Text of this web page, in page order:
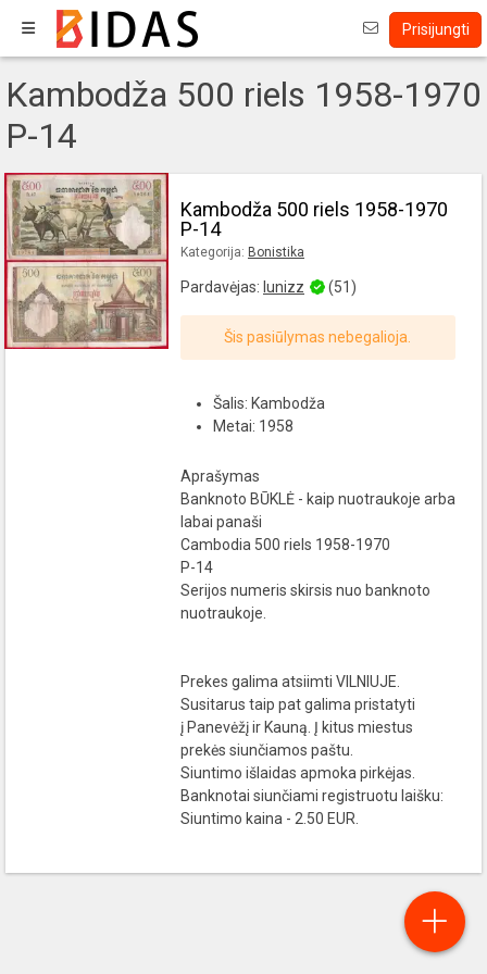
Prisijungti
Kambodža 500 riels 1958-1970
P-14
Kambodža 500 riels 1958-1970
P-14
Kategorija: Bonistika
Pardavėjas: lunizz (51)
Šis pasiūlymas nebegalioja.
Šalis: Kambodža
Metai: 1958
Aprašymas
Banknoto BŪKLĖ - kaip nuotraukoje arba
labai panaši
Cambodia 500 riels 1958-1970
P-14
Serijos numeris skirsis nuo banknoto
nuotraukoje.
Prekes galima atsiimti VILNIUJE.
Susitarus taip pat galima pristatyti
į Panevėžį ir Kauną. Į kitus miestus
prekės siunčiamos paštu.
Siuntimo išlaidas apmoka pirkėjas.
Banknotai siunčiami registruotu laišku:
Siuntimo kaina - 2.50 EUR.